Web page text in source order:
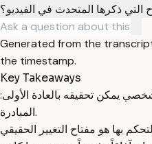
التي ذكرها المتحدث في الفيديو؟
Generated from the
the timestamp.
Key Takeaways
يمكن تحقيقه بالعادة الأولى:
المبادرة.